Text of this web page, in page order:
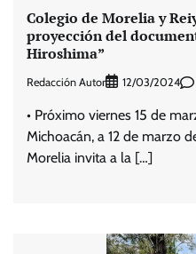
Colegio de Morelia y
proyección del
Hiroshima”
Redacción Autor 12/03/2024
• Próximo viernes 15 de
Michoacán, a 12 de marzo
Morelia invita a la […]